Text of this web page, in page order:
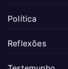
Política
Reflexões